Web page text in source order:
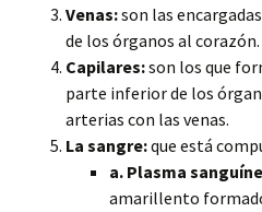
Venas:son las
de los órganos al corazón.
Capilares:son los que
parte inferior de los
arterias con las venas.
La sangre:que está
a. Plasma
amarillento